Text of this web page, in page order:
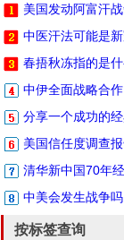
美国发动阿富汗
中医汗法可能是
春捂秋冻指的是
中伊全面战略合
分享一个成功的
美国信任度调查
清华新中国70年
中美会发生战争
按标签查询